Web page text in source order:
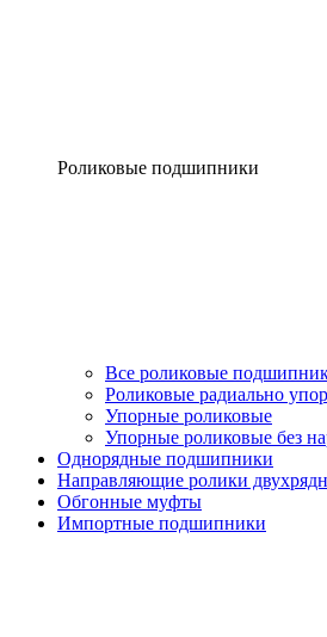
Роликовые подшипники
Все роликовые
Роликовые радиально
Упорные роликовые
Упорные роликовые без
Однорядные подшипники
Направляющие ролики
Обгонные муфты
Импортные подшипники